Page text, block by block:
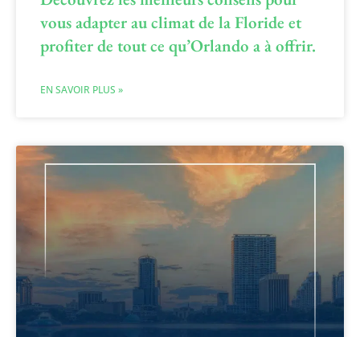
vous adapter au climat de la Floride et
profiter de tout ce qu’Orlando a à offrir.
EN SAVOIR PLUS »